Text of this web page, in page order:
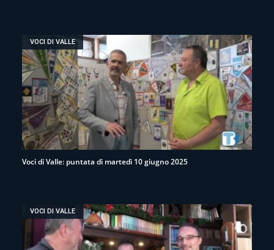
VOCI DI VALLE
Voci di Valle: puntata di martedì 10 giugno 2025
VOCI DI VALLE